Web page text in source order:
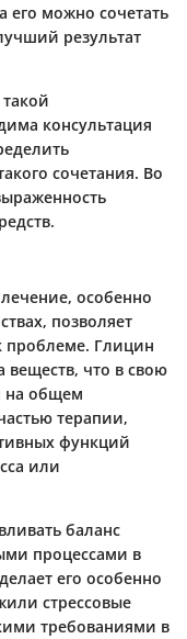
его можно сочетать
результат
консультация
сочетания. Во
особенно
позволяет
проблеме. Глицин
веществ, что в свою
на общем
терапии,
функций
или
баланс
процессами в
его особенно
стрессовые
требованиями в